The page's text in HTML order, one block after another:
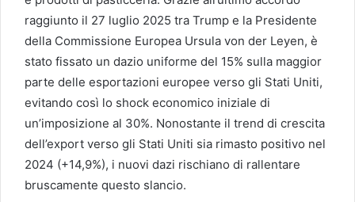
raggiunto il 27 luglio 2025 tra Trump e la Presidente
della Commissione Europea Ursula von der Leyen, è
stato fissato un dazio uniforme del 15% sulla maggior
parte delle esportazioni europee verso gli Stati Uniti,
evitando così lo shock economico iniziale di
un’imposizione al 30%. Nonostante il trend di crescita
dell’export verso gli Stati Uniti sia rimasto positivo nel
2024 (+14,9%), i nuovi dazi rischiano di rallentare
bruscamente questo slancio.